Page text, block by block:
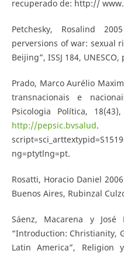
recuperado de: http://
Petchesky, Rosalind
perversions of war: sexual
Beijing”, ISSJ 184,
Prado, Marco Aurélio
transnacionais e
Psicologia Política,
http://pepsic.bvsalud.
ng=ptytlng=pt.
Rosatti, Horacio Daniel
Buenos Aires, Rubinzal
Sáenz, Macarena y José
“Introduction: Christianity,
Latin America”,